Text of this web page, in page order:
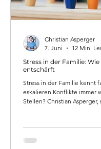
Stress in der Familie:
entschärft
Stress in der Familie kennt
eskalieren Konflikte immer
Stellen? Christian Asperger,
Auslöser selten die
wie man Konflikte
Christian Asperger
7. Juni
12 Min.